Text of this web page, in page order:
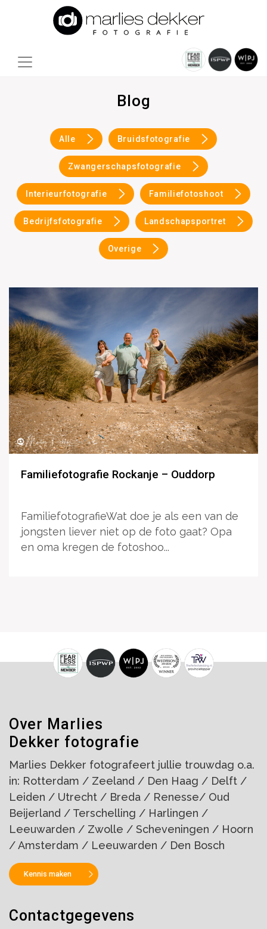
Blog
Alle Bruidsfotografie
Zwangerschapsfotografie
Interieurfotografie Familiefotoshoot
Bedrijfsfotografie Landschapsportret
Overige
Familiefotografie Rockanje – Ouddorp
FamiliefotografieWat doe je als een van de
jongsten liever niet op de foto gaat? Opa
en oma kregen de fotoshoo...
Over Marlies
Dekker fotografie
Marlies Dekker fotografeert jullie trouwdag o.a.
in: Rotterdam / Zeeland / Den Haag / Delft /
Leiden / Utrecht / Breda / Renesse/ Oud
Beijerland / Terschelling / Harlingen /
Leeuwarden / Zwolle / Scheveningen / Hoorn
/ Amsterdam / Leeuwarden / Den Bosch
Kennis maken
Contactgegevens